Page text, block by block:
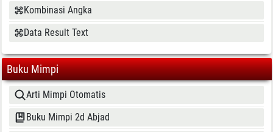
Kombinasi Angka
Data Result Text
Buku Mimpi
Arti Mimpi Otomatis
Buku Mimpi 2d Abjad